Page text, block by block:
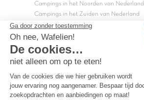
Campings in het Noorden van Nederland
Campings in het Zuiden van Nederland
Copyright Capfun 2026 ©
Bij Capfun solliciteren
Veelgestelde vragen
Dutchbox Vakantiepark
Superdeals
Capfun in de media
Carabouille.nl